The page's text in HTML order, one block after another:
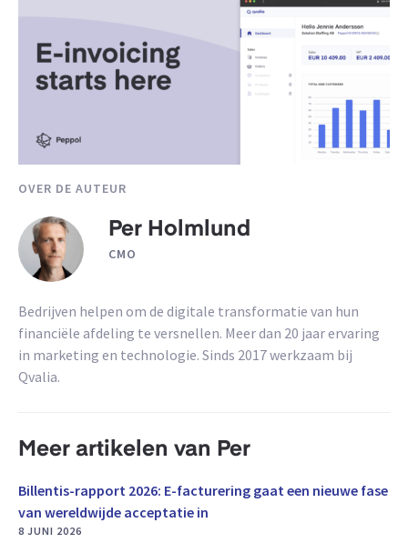
OVER DE AUTEUR
Per Holmlund
CMO
Bedrijven helpen om de digitale transformatie van hun
financiële afdeling te versnellen. Meer dan 20 jaar ervaring
in marketing en technologie. Sinds 2017 werkzaam bij
Qvalia.
Meer artikelen van Per
Billentis-rapport 2026: E-facturering gaat een nieuwe fase
van wereldwijde acceptatie in
8 JUNI 2026